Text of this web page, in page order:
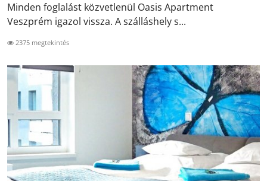
Minden foglalást közvetlenül Oasis Apartment
Veszprém igazol vissza. A szálláshely s...
2375 megtekintés